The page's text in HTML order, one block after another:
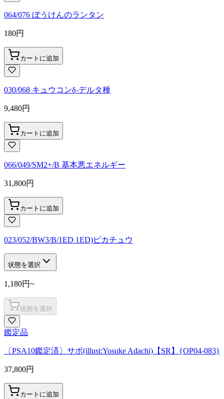
064/076 ぼうけんのランタン
180円
カートに追加
030/068 キュウコンδ-デルタ種
9,480円
カートに追加
066/049/SM2+/B 基本悪エネルギー
31,800円
カートに追加
023/052/BW3/B/1ED 1ED)ピカチュウ
状態を選択
1,180円~
状態を選択
鑑定品
〔PSA10鑑定済〕サボ(illust:Yosuke Adachi)【SR】{OP04-083}
37,800円
カートに追加